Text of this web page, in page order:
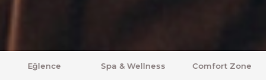
Spa & Wellness Comfort Zone Balayı